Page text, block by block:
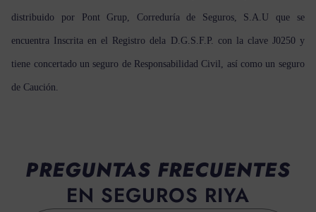
distribuido por Pont Grup, Correduría de Seguros, S.A.U que se
encuentra Inscrita en el Registro dela D.G.S.F.P. con la clave J0250 y
tiene concertado un seguro de Responsabilidad Civil, así como un seguro
de Caución.
PREGUNTAS FRECUENTES
EN SEGUROS RIYA